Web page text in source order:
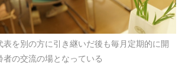
表を別の方に引き継いだ後も毎月定期的に開
の交流の場となっている